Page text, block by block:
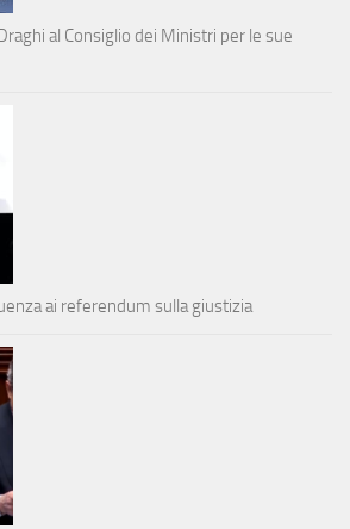
al Consiglio dei Ministri per le sue
ai referendum sulla giustizia